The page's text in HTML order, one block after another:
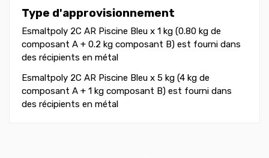
Type d'approvisionnement
Esmaltpoly 2C AR Piscine Bleu x 1 kg (0.80 kg de
composant A + 0.2 kg composant B) est fourni dans
des récipients en métal
Esmaltpoly 2C AR Piscine Bleu x 5 kg (4 kg de
composant A + 1 kg composant B) est fourni dans
des récipients en métal